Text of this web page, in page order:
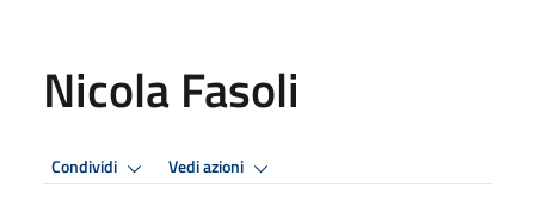
Nicola Fasoli
Condividi Vedi azioni